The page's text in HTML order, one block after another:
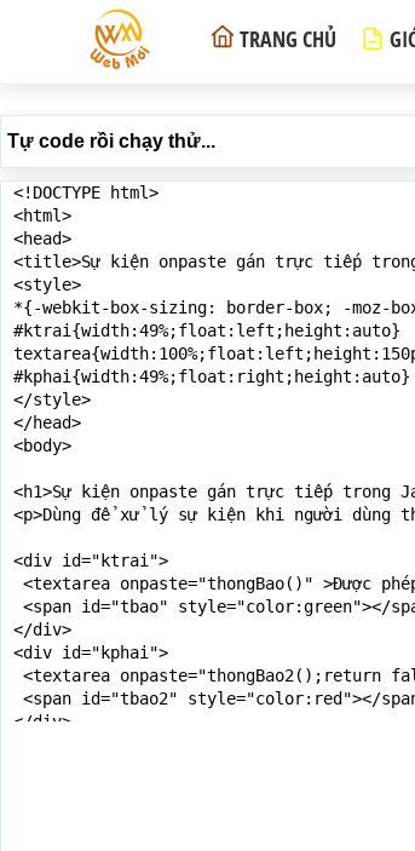
TRANG CHỦ
Tự code rồi chạy thử...
<!DOCTYPE html>
<html>
<head>
<title>Sự kiện onpaste gán trực tiếp
<style>
*{-webkit-box-sizing: border-box; -moz-
#ktrai{width:49%;float:left;height:auto}
#kphai{width:49%;float:right;height:auto}
</style>
</head>
<body>
<h1>Sự kiện onpaste gán trực tiếp trong
<p>Dùng để xử lý sự kiện khi người dùng
<div id="ktrai">
<textarea onpaste="thongBao()" >Được
<span id="tbao" style="color:green"></
</div>
<div id="kphai">
<textarea onpaste="thongBao2();return
<span id="tbao2" style="color:red"></
</div>